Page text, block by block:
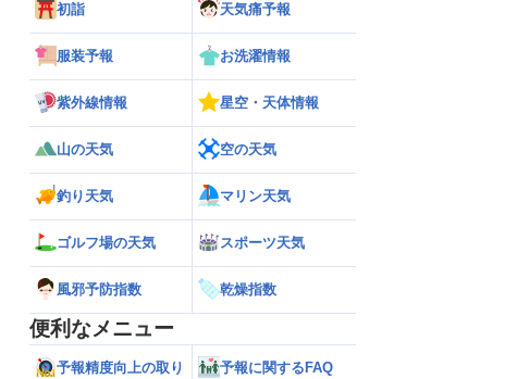
初詣 天気痛予報
服装予報 お洗濯情報
紫外線情報 星空・天体情報
山の天気 空の天気
釣り天気 マリン天気
ゴルフ場の天気 スポーツ天気
風邪予防指数 乾燥指数
便利なメニュー
予報精度向上の取り
予報に関するFAQ